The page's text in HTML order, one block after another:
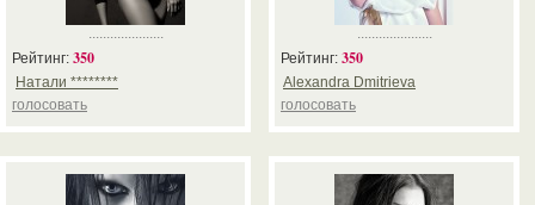
.....................
Рейтинг: 350
Натали ********
голосовать
.....................
Рейтинг: 350
Alexandra Dmitrieva
голосовать